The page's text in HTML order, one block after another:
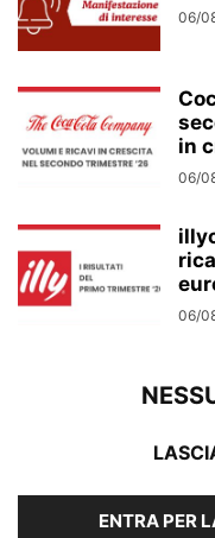
06/
in
06/
06/
ENTRA PER